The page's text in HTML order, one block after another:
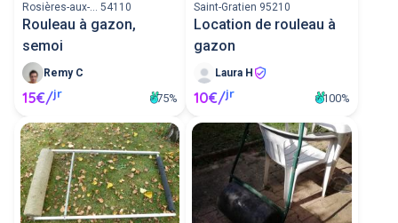
Rosières-aux-... 54110
Rouleau à gazon,
semoi
Remy C
15€/jr 75%
Saint-Gratien 95210
Location de rouleau à
gazon
Laura H
10€/jr 100%